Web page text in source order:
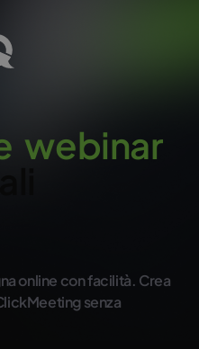
webinar
online con facilità. Crea
senza